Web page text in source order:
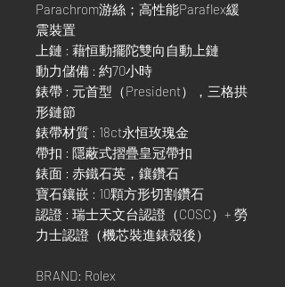
Parachrom游絲；高性能Paraflex緩
震裝置
上鏈 : 藉恒動擺陀雙向自動上鏈
動力儲備 : 約70小時
錶帶 : 元首型（President），三格拱
形鏈節
錶帶材質 : 18ct永恒玫瑰金
帶扣 : 隱蔽式摺疊皇冠帶扣
錶面 : 赤鐵石英，鑲鑽石
寶石鑲嵌 : 10顆方形切割鑽石
認證 : 瑞士天文台認證（COSC）+ 勞
力士認證（機芯裝進錶殼後）
BRAND: Rolex